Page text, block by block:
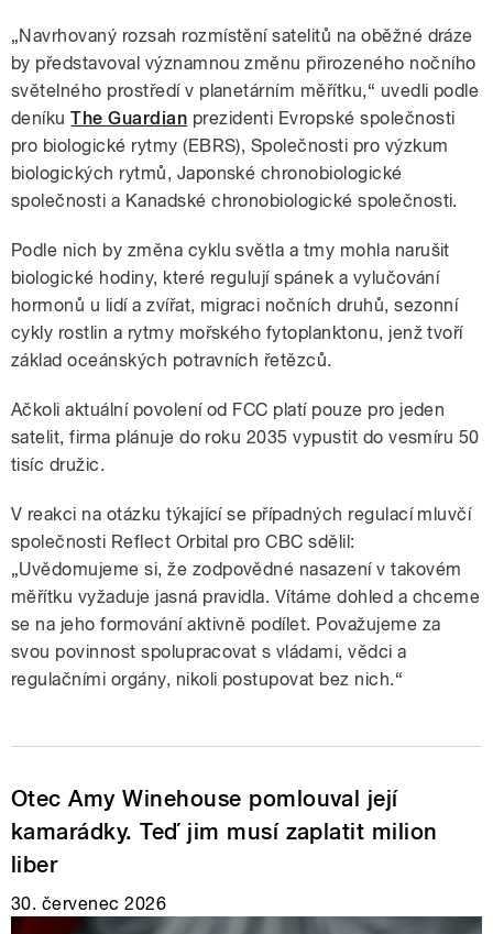
„Navrhovaný rozsah rozmístění satelitů na oběžné dráze
by představoval významnou změnu přirozeného nočního
světelného prostředí v planetárním měřítku,“ uvedli podle
deníkuThe Guardian prezidenti Evropské společnosti
pro biologické rytmy (EBRS), Společnosti pro výzkum
biologických rytmů, Japonské chronobiologické
společnosti a Kanadské chronobiologické společnosti.
Podle nich by změna cyklu světla a tmy mohla narušit
biologické hodiny, které regulují spánek a vylučování
hormonů u lidí a zvířat, migraci nočních druhů, sezonní
cykly rostlin a rytmy mořského fytoplanktonu, jenž tvoří
základ oceánských potravních řetězců.
Ačkoli aktuální povolení od FCC platí pouze pro jeden
satelit, firma plánuje do roku 2035 vypustit do vesmíru 50
tisíc družic.
V reakci na otázku týkající se případných regulací mluvčí
společnosti Reflect Orbital pro CBC sdělil:
„Uvědomujeme si, že zodpovědné nasazení v takovém
měřítku vyžaduje jasná pravidla. Vítáme dohled a chceme
se na jeho formování aktivně podílet. Považujeme za
svou povinnost spolupracovat s vládami, vědci a
regulačními orgány, nikoli postupovat bez nich.“
Otec Amy Winehouse pomlouval její
kamarádky. Teď jim musí zaplatit milion
liber
30. červenec 2026